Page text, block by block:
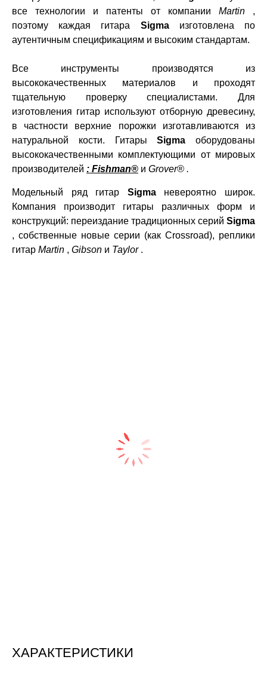
все технологии и патенты от компании Martin ,
поэтому каждая гитара Sigmaизготовлена ​​по
аутентичным спецификациям и высоким стандартам.
Все инструменты производятся из
высококачественных материалов и проходят
тщательную проверку специалистами. Для
изготовления гитар используют отборную древесину,
в частности верхние порожки изготавливаются из
натуральной кости. ГитарыSigma оборудованы
высококачественными комплектующими от мировых
производителей : Fishman® и Grover® .
Модельный ряд гитар Sigmaневероятно широк.
Компания производит гитары различных форм и
конструкций: переиздание традиционных серий Sigma
, собственные новые серии (как Crossroad), реплики
гитар Martin , Gibson и Taylor.
ХАРАКТЕРИСТИКИ